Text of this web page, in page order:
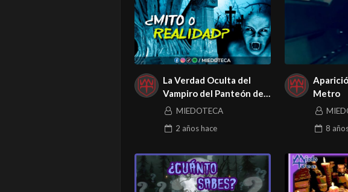
La Verdad Oculta del
Vampiro del Panteón de
BelénMIEDOTECA
2 añoshace
Metro
8